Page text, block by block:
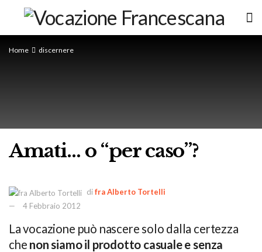
Home discernere
Amati… o “per caso”?
difra Alberto Tortelli
4 Febbraio 2012
La vocazione può nascere solo dalla certezza
che non siamo il prodotto casuale e senza